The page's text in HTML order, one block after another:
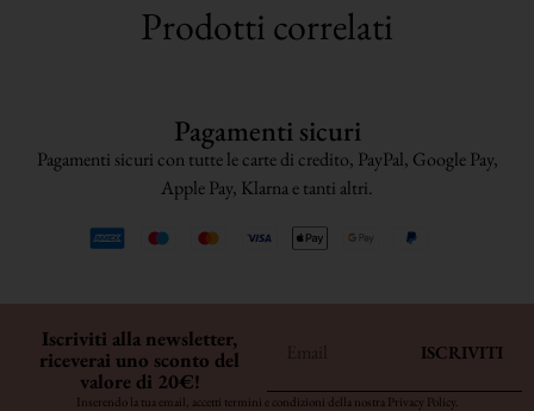
Prodotti correlati
Pagamenti sicuri
Pagamenti sicuri con tutte le carte di credito, PayPal, Google Pay,
Apple Pay, Klarna e tanti altri.
Iscriviti alla newsletter,
riceverai uno sconto del
valore di 20€!
ISCRIVITI
Inserendo la tua email, accetti termini e condizioni della nostra Privacy Policy